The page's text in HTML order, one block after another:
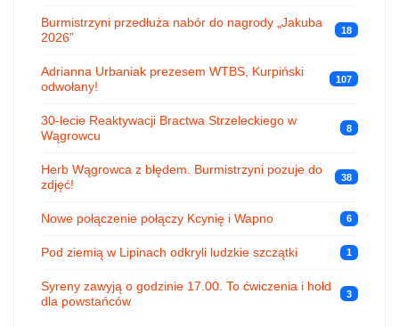
Burmistrzyni przedłuża nabór do nagrody „Jakuba
2026”
18
Adrianna Urbaniak prezesem WTBS, Kurpiński
odwołany!
107
30-lecie Reaktywacji Bractwa Strzeleckiego w
Wągrowcu
8
Herb Wągrowca z błędem. Burmistrzyni pozuje do
zdjęć!
38
Nowe połączenie połączy Kcynię i Wapno 6
Pod ziemią w Lipinach odkryli ludzkie szczątki 1
Syreny zawyją o godzinie 17.00. To ćwiczenia i hołd
dla powstańców
3